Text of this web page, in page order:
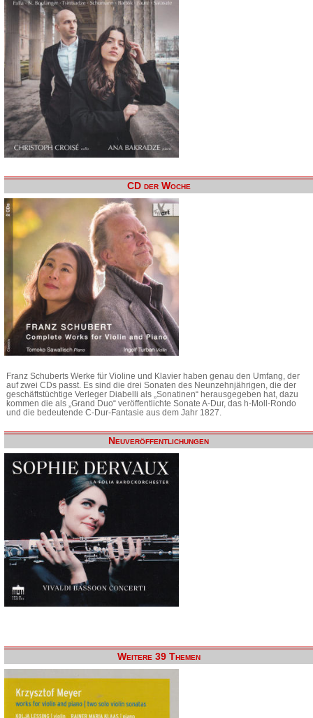
CD der Woche
Franz Schuberts Werke für Violine und Klavier haben genau den Umfang, der
auf zwei CDs passt. Es sind die drei Sonaten des Neunzehnjährigen, die der
geschäftstüchtige Verleger Diabelli als „Sonatinen“ herausgegeben hat, dazu
kommen die als „Grand Duo“ veröffentlichte Sonate A-Dur, das h-Moll-Rondo
und die bedeutende C-Dur-Fantasie aus dem Jahr 1827.
Neuveröffentlichungen
Weitere 39 Themen